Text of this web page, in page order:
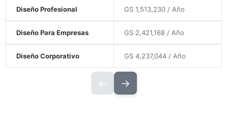
Diseño Profesional GS 1,513,230 / Año
Diseño Para Empresas GS 2,421,168 / Año
Diseño Corporativo GS 4,237,044 / Año
← →